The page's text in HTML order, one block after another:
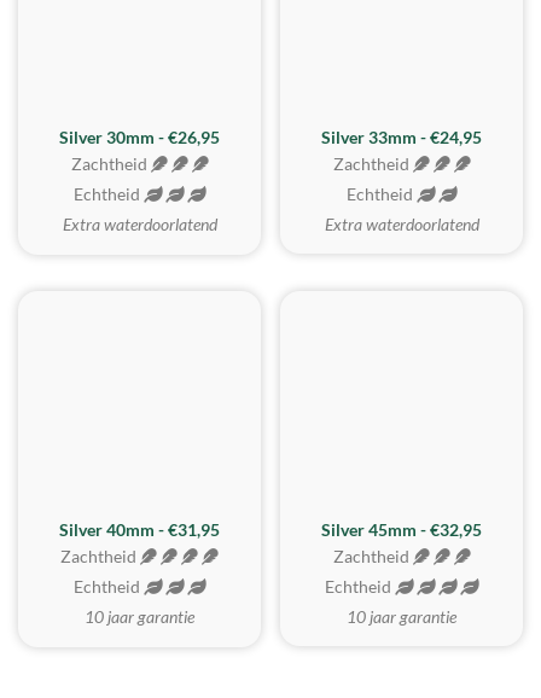
Silver 30mm - €26,95
Zachtheid
Echtheid
Extra waterdoorlatend
Silver 33mm - €24,95
Zachtheid
Echtheid
Extra waterdoorlatend
Silver 40mm - €31,95
Zachtheid
Echtheid
10 jaar garantie
MEEST GEKOZEN
Silver 45mm - €32,95
Zachtheid
Echtheid
10 jaar garantie